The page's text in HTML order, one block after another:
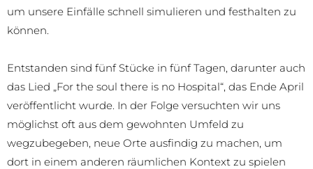
um unsere Einfälle schnell simulieren und festhalten zu
können.
Entstanden sind fünf Stücke in fünf Tagen, darunter auch
das Lied „For the soul there is no Hospital“, das Ende April
veröffentlicht wurde. In der Folge versuchten wir uns
möglichst oft aus dem gewohnten Umfeld zu
wegzubegeben, neue Orte ausfindig zu machen, um
dort in einem anderen räumlichen Kontext zu spielen